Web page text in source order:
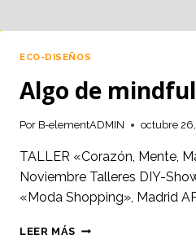
ECO-DISEÑOS
Algo de
Por B-elementADMIN octubre
TALLER «Corazón, Mente,
Noviembre Talleres DIY-
«Moda Shopping», Madrid
LEER MÁS ALGO